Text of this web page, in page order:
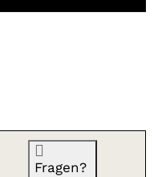
Fragen?